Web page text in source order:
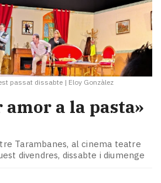
passat dissabte | Eloy Gonzàlez
amor a la pasta»
Tarambanes, al cinema teatre
divendres, dissabte i diumenge